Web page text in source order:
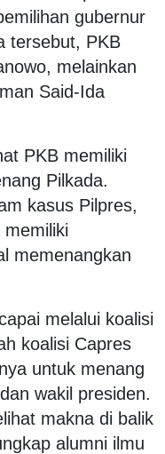
gubernur
tersebut, PKB
melainkan
Said-Ida
PKB memiliki
Pilkada.
kasus Pilpres,
memiliki
memenangkan
melalui koalisi
koalisi Capres
untuk menang
wakil presiden.
makna di balik
alumni ilmu